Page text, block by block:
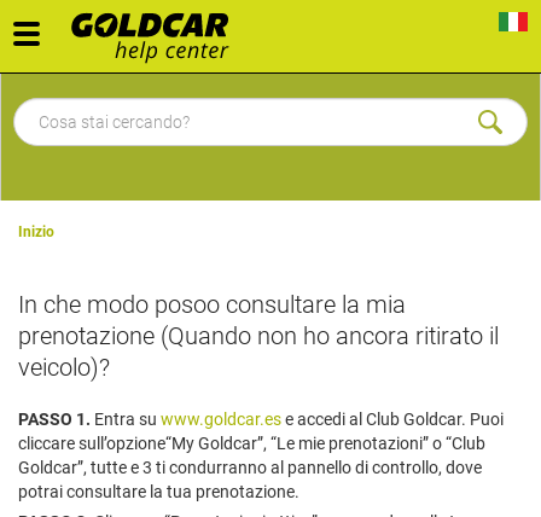
Toggle
navigation
Inizio
In che modo posoo consultare la mia
prenotazione (Quando non ho ancora ritirato il
veicolo)?
PASSO 1. Entra su www.goldcar.ese accedi al Club Goldcar. Puoi
cliccare sull’opzione“My Goldcar”, “Le mie prenotazioni” o “Club
Goldcar”, tutte e 3 ti condurranno al pannello di controllo, dove
potrai consultare la tua prenotazione.